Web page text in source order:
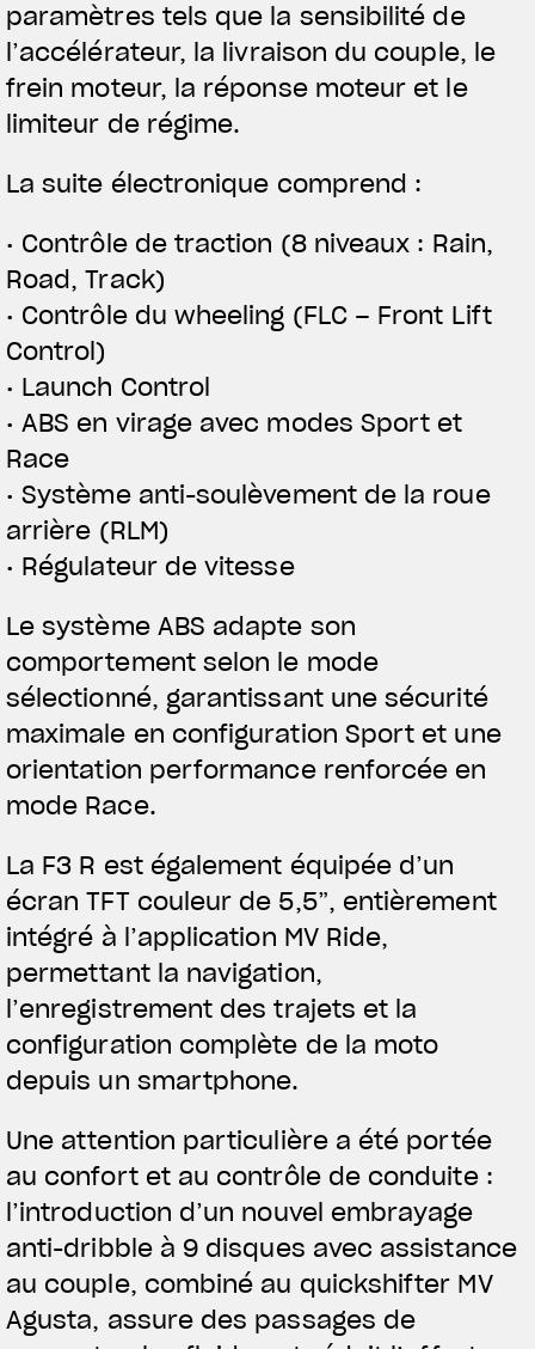
paramètres tels que la sensibilité de
l’accélérateur, la livraison du couple, le
frein moteur, la réponse moteur et le
limiteur de régime.
La suite électronique comprend :
• Contrôle de traction (8 niveaux : Rain,
Road, Track)
• Contrôle du wheeling (FLC – Front Lift
Control)
• Launch Control
• ABS en virage avec modes Sport et
Race
• Système anti-soulèvement de la roue
arrière (RLM)
• Régulateur de vitesse
Le système ABS adapte son
comportement selon le mode
sélectionné, garantissant une sécurité
maximale en configuration Sport et une
orientation performance renforcée en
mode Race.
La F3 R est également équipée d’un
écran TFT couleur de 5,5”, entièrement
intégré à l’application MV Ride,
permettant la navigation,
l’enregistrement des trajets et la
configuration complète de la moto
depuis un smartphone.
Une attention particulière a été portée
au confort et au contrôle de conduite :
l’introduction d’un nouvel embrayage
anti-dribble à 9 disques avec assistance
au couple, combiné au quickshifter MV
Agusta, assure des passages de